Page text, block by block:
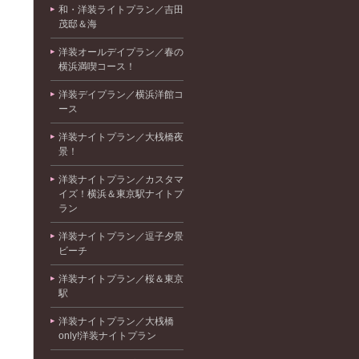
和・洋装ライトプラン／吉田
茂邸＆海
洋装オールデイプラン／春の
横浜満喫コース！
洋装デイプラン／横浜洋館コ
ース
洋装ナイトプラン／大桟橋夜
景！
洋装ナイトプラン／カスタマ
イズ！横浜＆東京駅ナイトプ
ラン
洋装ナイトプラン／逗子夕景
ビーチ
洋装ナイトプラン／桜＆東京
駅
洋装ナイトプラン／大桟橋
only!洋装ナイトプラン